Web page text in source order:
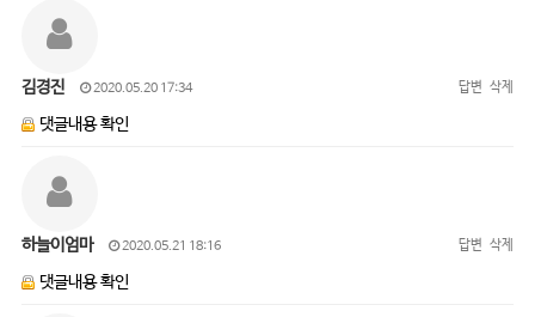
김경진 2020.05.20 17:34 답변 삭제
댓글내용 확인
하늘이엄마 2020.05.21 18:16 답변 삭제
댓글내용 확인